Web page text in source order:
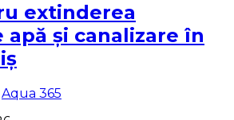
extinderea
și canalizare în
Aqua 365